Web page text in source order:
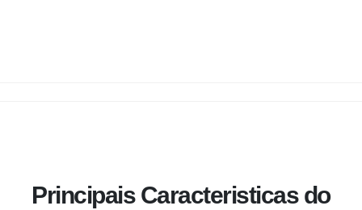
Principais Caracteristicas do